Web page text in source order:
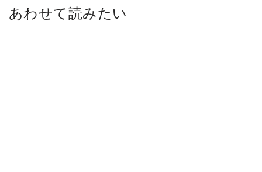
あわせて読みたい